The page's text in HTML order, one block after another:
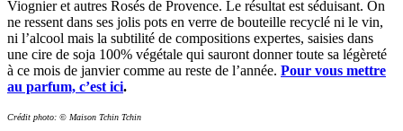
Viognier et autres Rosés de Provence. Le résultat est séduisant. On
ne ressent dans ses jolis pots en verre de bouteille recyclé ni le vin,
ni l’alcool mais la subtilité de compositions expertes, saisies dans
une cire de soja 100% végétale qui sauront donner toute sa légèreté
à ce mois de janvier comme au reste de l’année. Pour vous mettre
au parfum, c’est ici.
Crédit photo: © Maison Tchin Tchin